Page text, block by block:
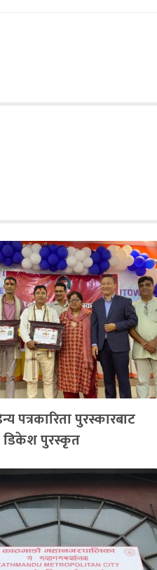
पत्रकारिता पुरस्कारबाट
पुरस्कृत